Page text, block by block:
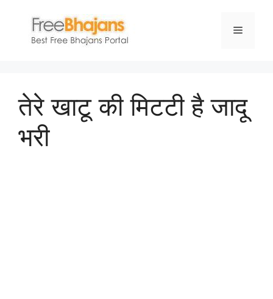
content
Menu
तेरे खाटू की मिटटी है जादू
भरी